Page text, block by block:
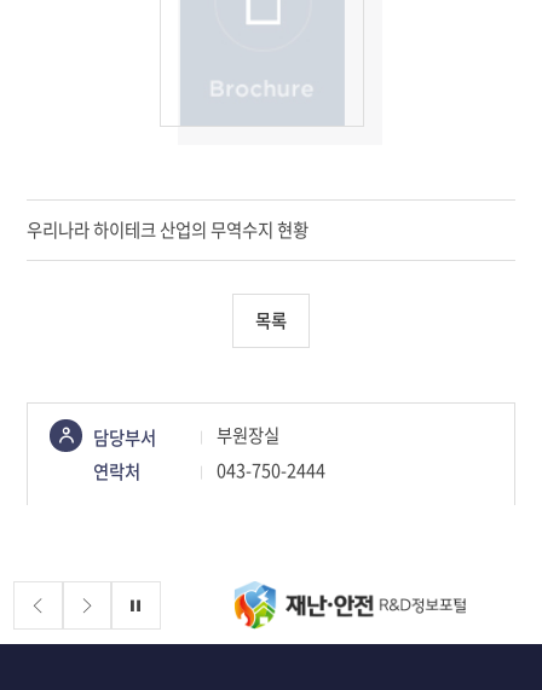
우리나라 하이테크 산업의 무역수지 현황
목록
콘텐츠
정보책임자
담당부서
부원장실
연락처
043-750-2444
배너존